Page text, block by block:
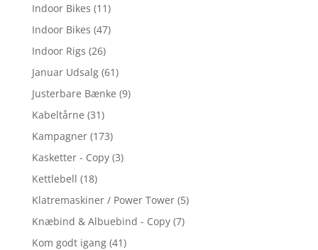
Indoor Bikes (11)
Indoor Bikes (47)
Indoor Rigs (26)
Januar Udsalg (61)
Justerbare Bænke (9)
Kabeltårne (31)
Kampagner (173)
Kasketter - Copy (3)
Kettlebell (18)
Klatremaskiner / Power Tower (5)
Knæbind & Albuebind - Copy (7)
Kom godt igang (41)